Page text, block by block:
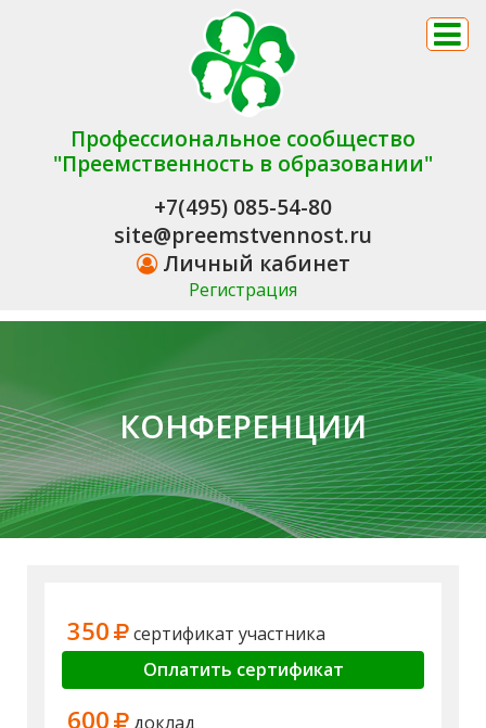
Профессиональное сообщество
"Преемственность в образовании"
+7(495) 085-54-80
site@preemstvennost.ru
Личный кабинет
Регистрация
КОНФЕРЕНЦИИ
350
сертификат участника
Оплатить сертификат
600
доклад